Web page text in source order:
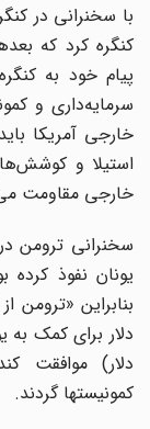
با سخنرانی در
کنگره کرد که
پیام خود به
سرمایه‌داری و
خارجی آمریکا
استیلا و
خارجی مقاومت
سخنرانی ترومن
یونان نفوذ کرده
کمونیستها گردند.